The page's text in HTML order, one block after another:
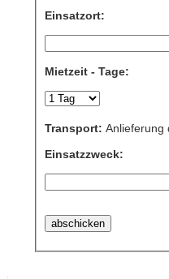
Einsatzort:
Mietzeit - Tage:
Transport: Anlieferung
Einsatzzweck: